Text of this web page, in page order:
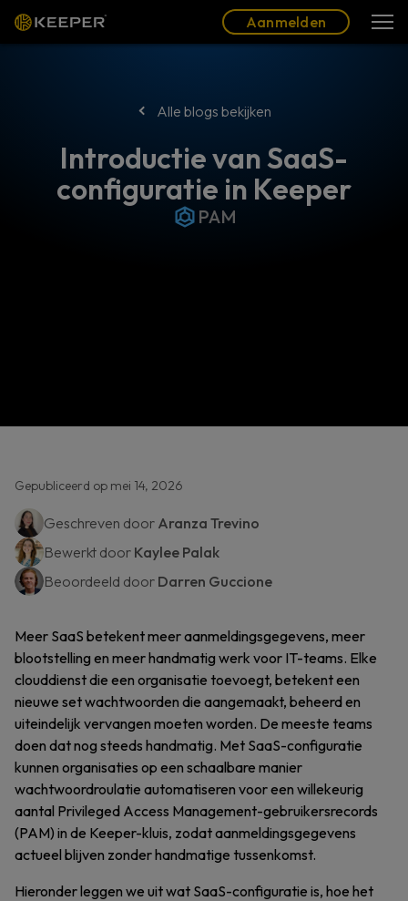
Aanmelden
Alle blogs bekijken
Introductie van SaaS-
configuratie in Keeper
PAM
Gepubliceerd op mei 14, 2026
Geschreven door Aranza Trevino
Bewerkt door Kaylee Palak
Beoordeeld door Darren Guccione
Meer SaaS betekent meer aanmeldingsgegevens, meer
blootstelling en meer handmatig werk voor IT-teams. Elke
clouddienst die een organisatie toevoegt, betekent een
nieuwe set wachtwoorden die aangemaakt, beheerd en
uiteindelijk vervangen moeten worden. De meeste teams
doen dat nog steeds handmatig. Met SaaS-configuratie
kunnen organisaties op een schaalbare manier
wachtwoordroulatie automatiseren voor een willekeurig
aantal Privileged Access Management-gebruikersrecords
(PAM) in de Keeper-kluis, zodat aanmeldingsgegevens
actueel blijven zonder handmatige tussenkomst.
Hieronder leggen we uit wat SaaS-configuratie is, hoe het